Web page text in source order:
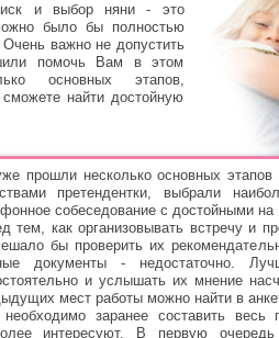
и выбор няни - это
было бы полностью
важно не допустить
помочь Вам в этом
основных этапов,
найти достойную
прошли несколько основных
претендентки, выбрали
собеседование с достойными
тем, как организовывать встречу и
бы проверить их
документы - недостаточно.
и услышать их мнение
мест работы можно найти в
заранее составить весь
интересуют. В первую